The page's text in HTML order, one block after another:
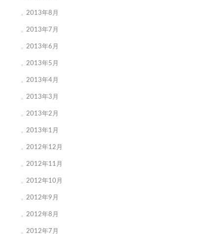
2013年8月
2013年7月
2013年6月
2013年5月
2013年4月
2013年3月
2013年2月
2013年1月
2012年12月
2012年11月
2012年10月
2012年9月
2012年8月
2012年7月